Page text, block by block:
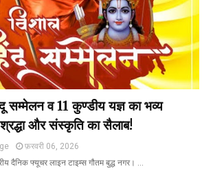
सम्मेलन व 11 कुण्डीय यज्ञ का भव्य
और संस्कृति का सैलाब!
फ़रवरी 06, 2026
दैनिक फ्यूचर लाइन टाइम्स गौतम बुद्ध नगर। …